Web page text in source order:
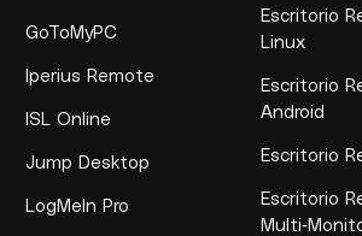
GoToMyPC
Iperius Remote
ISL Online
Jump Desktop
LogMeIn Pro
Escritorio
Linux
Escritorio
Android
Escritorio
Escritorio
Multi-